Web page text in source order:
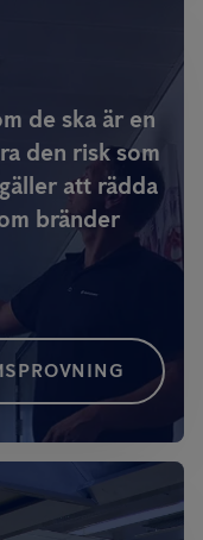
de ska är en
den risk som
att rädda
bränder